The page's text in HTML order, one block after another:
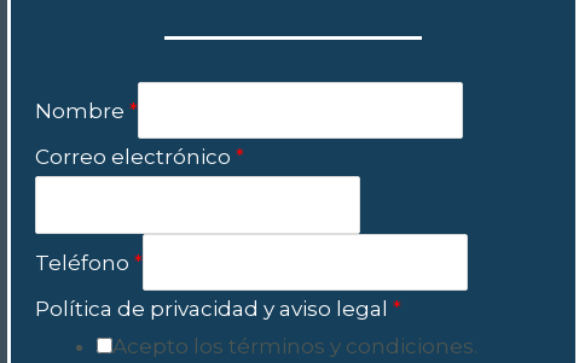
Nombre*
Correo electrónico*
Teléfono*
Política de privacidad y aviso legal*
Acepto los términos y condiciones.